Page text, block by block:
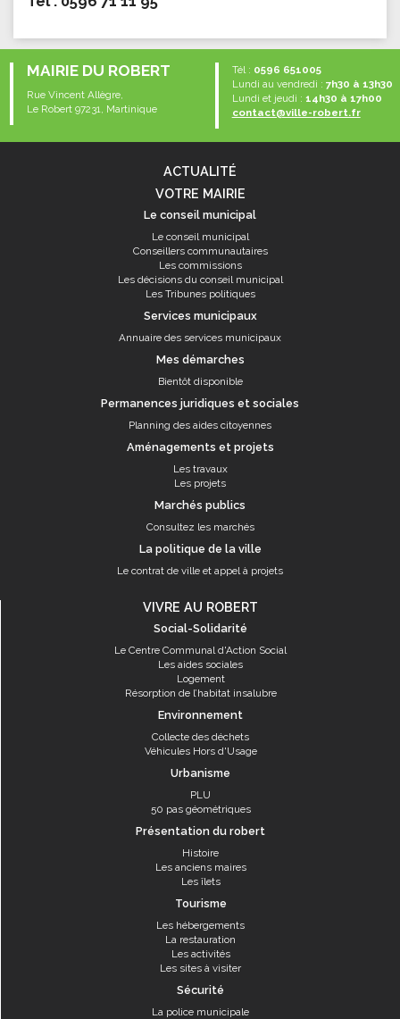
MAIRIE DU ROBERT
Rue Vincent Allègre,
Le Robert 97231, Martinique
Tél : 0596 651005
Lundi au vendredi : 7h30 à 13h30
Lundi et jeudi : 14h30 à 17h00
contact@ville-robert.fr
ACTUALITÉ
VOTRE MAIRIE
Le conseil municipal
Le conseil municipal
Conseillers communautaires
Les commissions
Les décisions du conseil municipal
Les Tribunes politiques
Services municipaux
Annuaire des services municipaux
Mes démarches
Bientôt disponible
Permanences juridiques et sociales
Planning des aides citoyennes
Aménagements et projets
Les travaux
Les projets
Marchés publics
Consultez les marchés
La politique de la ville
Le contrat de ville et appel à projets
VIVRE AU ROBERT
Social-Solidarité
Le Centre Communal d'Action Social
Les aides sociales
Logement
Résorption de l’habitat insalubre
Environnement
Collecte des déchets
Véhicules Hors d'Usage
Urbanisme
PLU
50 pas géométriques
Présentation du robert
Histoire
Les anciens maires
Les îlets
Tourisme
Les hébergements
La restauration
Les activités
Les sites à visiter
Sécurité
La police municipale